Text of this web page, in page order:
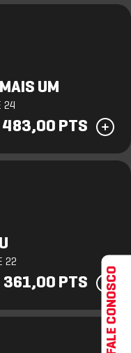
UM
24
483,00 PTS
22
361,00 PTS FALE CONOSCO